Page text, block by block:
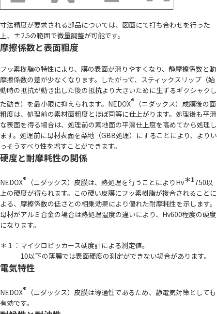
寸法精度が要求される部品については、図面にて打ち合わせを行った
上、±2.5の範囲で微量調整が可能です。
摩擦係数と表面粗度
フッ素樹脂の特性により、膜の表面が滑りやすくなり、静摩擦係数と動
摩擦係数の差が少なくなります。したがって、スティックスリップ（始
動時の抵抗が動き出した後の抵抗より大きいために生ずるギクシャクし
た動き）を最小限に抑えられます。NEDOX® （ニダックス）成膜後の面
粗度は、処理前の素材面粗度とほぼ同等に仕上がります。処理後も平滑
な表面を得る場合は、処理前の素地面の平滑仕上度を高めてから処理し
ます。処理前に母材表面を梨地（GBB処理）にすることにより、よりい
っそうすべり性を増すことができます。
硬度と耐摩耗性の関係
NEDOX® （ニダックス）皮膜は、熱処理を行うことによりHv＊1750以
上の硬度が得られます。この硬い皮膜にフッ素樹脂が複合されることに
よる、摩擦係数の低さとの相乗効果により優れた耐摩耗性を示します。
母材がアルミ合金の場合は熱処理温度の違いにより、Hv600程度の硬度
になります。
＊１：マイクロビッカース硬度計による測定値。
10以下の薄膜では表面硬度の測定ができない場合があります。
電気特性
NEDOX® （ニダックス）皮膜は導通性であるため、静電気対策としても
有効です。